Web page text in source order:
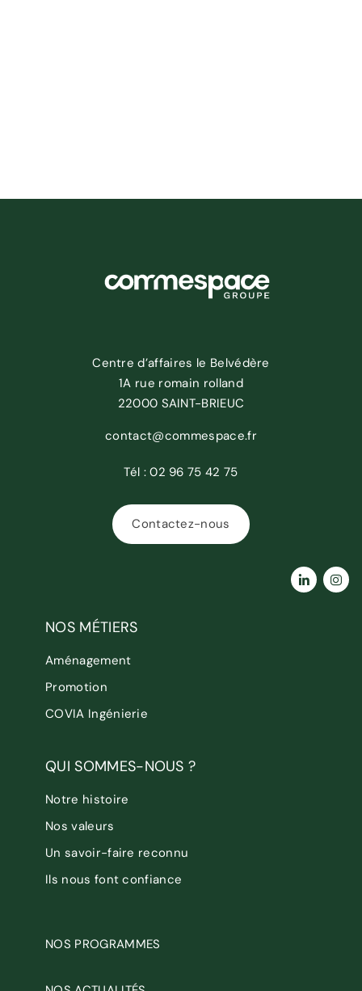
Centre d’affaires le Belvédère
1A rue romain rolland
22000 SAINT-BRIEUC
contact@commespace.fr
Tél :02 96 75 42 75
Contactez-nous
NOS MÉTIERS
Aménagement
Promotion
COVIA Ingénierie
QUI SOMMES-NOUS ?
Notre histoire
Nos valeurs
Un savoir-faire reconnu
Ils nous font confiance
NOS PROGRAMMES